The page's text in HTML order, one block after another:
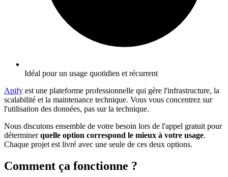
Idéal pour un usage quotidien et récurrent
Apify est une plateforme professionnelle qui gère l'infrastructure, la
scalabilité et la maintenance technique. Vous vous concentrez sur
l'utilisation des données, pas sur la technique.
Nous discutons ensemble de votre besoin lors de l'appel gratuit pour
déterminerquelle option correspond le mieux à votre usage.
Chaque projet est livré avec une seule de ces deux options.
Comment ça fonctionne ?